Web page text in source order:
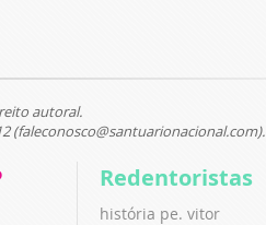
autoral.
(faleconosco@santuarionacional.com).
Redentoristas
história pe. vitor